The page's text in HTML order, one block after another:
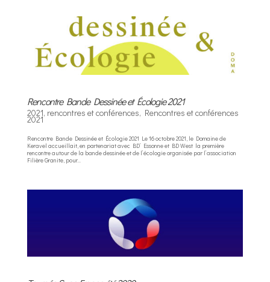
Rencontre Bande Dessinée et Écologie 2021
2021, rencontres et conférences, Rencontres et conférences
2021
Rencontre Bande Dessinée et Écologie 2021 Le 16 octobre 2021, le Domaine de
Keravel accueillait, en partenariat avec BD’ Essonne et BD West la première
rencontre autour de la bande dessinée et de l’écologie organisée par l’association
Filière Granite, pour...